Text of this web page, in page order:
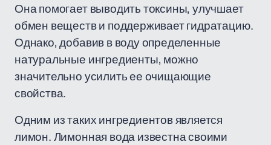
Она помогает выводить токсины, улучшает
обмен веществ и поддерживает гидратацию.
Однако, добавив в воду определенные
натуральные ингредиенты, можно
значительно усилить ее очищающие
свойства.
Одним из таких ингредиентов является
лимон. Лимонная вода известна своими